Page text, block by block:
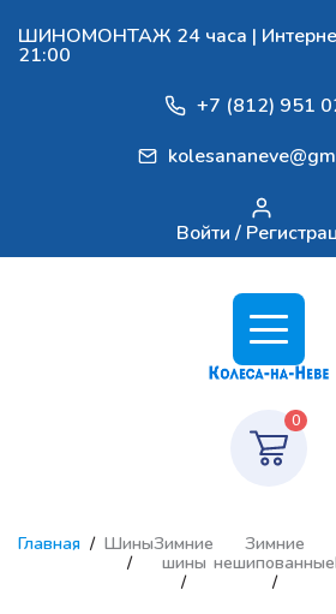
ШИНОМОНТАЖ 24 часа |
21:00
+7 (812) 951
Войти /
0
Главная ШиныЗимние
шины
Зимние
нешипованные